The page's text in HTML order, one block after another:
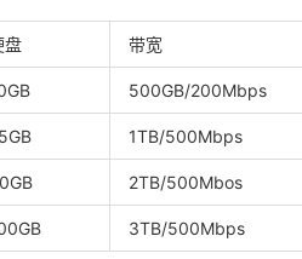
盘 带宽
500GB/200Mbps
1TB/500Mbps
2TB/500Mbos
3TB/500Mbps